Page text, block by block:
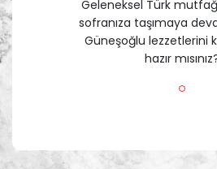
Geleneksel Türk
sofranıza taşımaya
Güneşoğlu lezzetlerini
hazır